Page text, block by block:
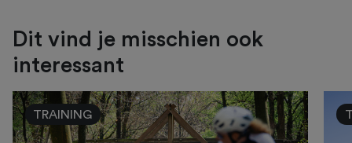
Dit vind je misschien ook
interessant
TRAINING